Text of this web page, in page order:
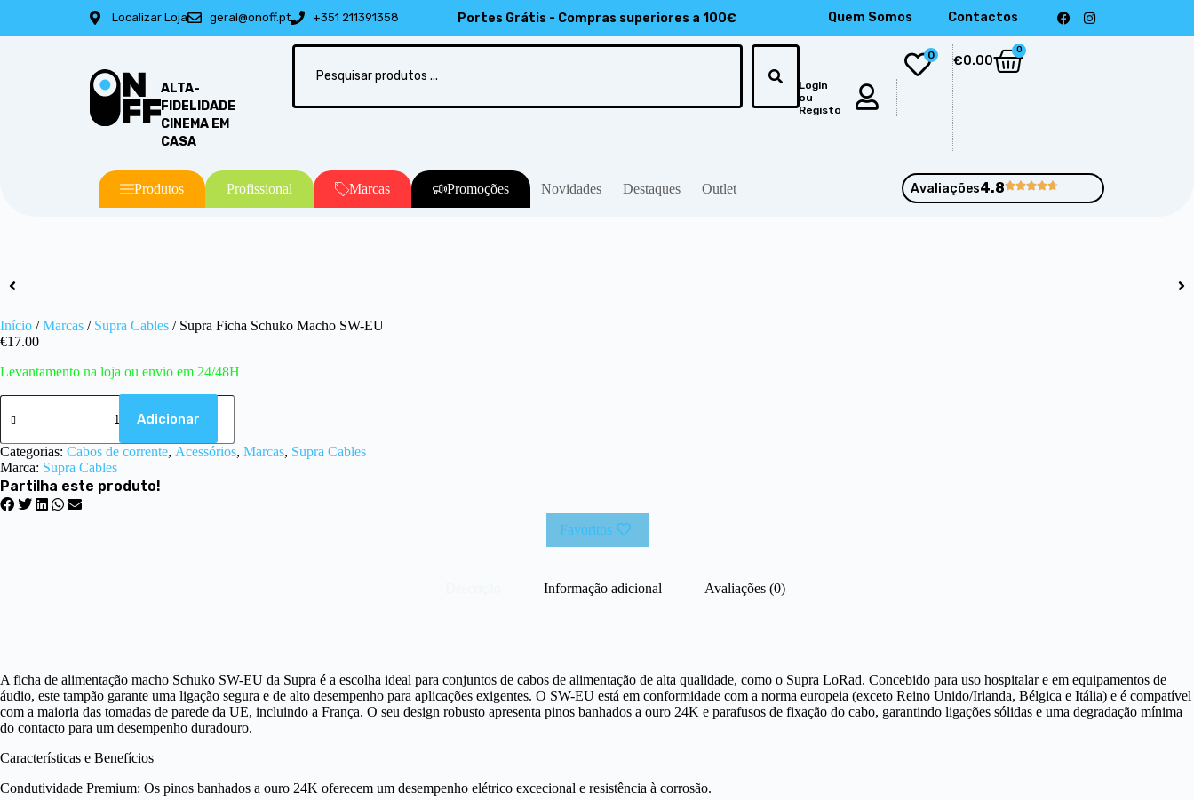
Localizar Loja geral@onoff.pt +351 211391358 Portes Grátis - Compras superiores a 100€ Quem Somos Contactos
ALTA-
FIDELIDADE
CINEMA EM
CASA
Login
ou
Registo
0 €0.00
0
Produtos Profissional Marcas Promoções Novidades Destaques Outlet Avaliações4.8
Início /Marcas / Supra Cables / Supra Ficha Schuko Macho SW-EU
€17.00
Levantamento na loja ou envio em 24/48H
Adicionar
Categorias: Cabos de corrente, Acessórios, Marcas, Supra Cables
Marca: Supra Cables
Partilha este produto!
Favoritos
Informação adicional Avaliações (0)
A ficha de alimentação macho Schuko SW-EU da Supra é a escolha ideal para conjuntos de cabos de alimentação de alta qualidade, como o Supra LoRad. Concebido para uso hospitalar e em equipamentos de
áudio, este tampão garante uma ligação segura e de alto desempenho para aplicações exigentes. O SW-EU está em conformidade com a norma europeia (exceto Reino Unido/Irlanda, Bélgica e Itália) e é compatível
com a maioria das tomadas de parede da UE, incluindo a França. O seu design robusto apresenta pinos banhados a ouro 24K e parafusos de fixação do cabo, garantindo ligações sólidas e uma degradação mínima
do contacto para um desempenho duradouro.
Características e Benefícios
Condutividade Premium: Os pinos banhados a ouro 24K oferecem um desempenho elétrico excecional e resistência à corrosão.